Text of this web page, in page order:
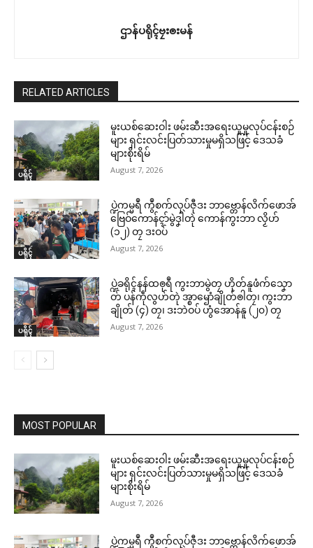
ဌာန်ပရိုၚ်ဗၠးၜးမန်
RELATED ARTICLES
ပရိုၚ်
မူးယစ်ဆေးဝါး ဖမ်းဆီးအရေးယူမှုလုပ်ငန်းစဉ်
များ ရှင်းလင်းပြတ်သားမှုမရှိသဖြင့် ဒေသခံ
များစိုးရိမ်
August 7, 2026
ပရိုၚ်
ပ္ဍဲကမ္မရဳ ကွဳစက်လုပ်ဇီုဒး ဘာဗ္တောန်လိက်ဖောအ်
ဗြေဝ်ကောန်ၚာ်မွဲဒၞါဲတုဲ ကောန်ကွးဘာ လၟိဟ်
(၁၂) တၠ ဒးဝပ်
August 7, 2026
ပရိုၚ်
ပ္ဍဲခရိုၚ်နန်ထၜုရဳ ကွးဘာမွဲတၠ ဟိုတ်နူဖံက်သၞော
တ် ပန်ကဵုလွဟ်တုဲ အ္စာၝောံချိုတ်ၜါတၠ၊ ကွးဘာ
ချိုတ် (၄) တၠ၊ ဒးဘဲဝပ် ဟွံအောန်နူ (၂၀) တၠ
August 7, 2026
MOST POPULAR
မူးယစ်ဆေးဝါး ဖမ်းဆီးအရေးယူမှုလုပ်ငန်းစဉ်
များ ရှင်းလင်းပြတ်သားမှုမရှိသဖြင့် ဒေသခံ
များစိုးရိမ်
August 7, 2026
ပ္ဍဲကမ္မရဳ ကွဳစက်လုပ်ဇီုဒး ဘာဗ္တောန်လိက်ဖောအ်